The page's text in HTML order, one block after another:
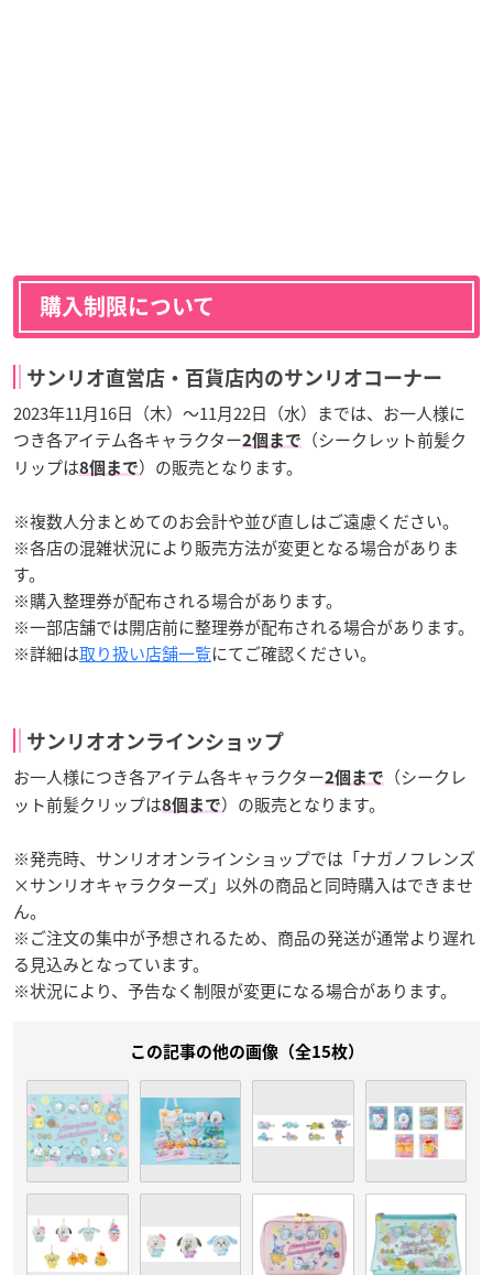
購入制限について
サンリオ直営店・百貨店内のサンリオコーナー
2023年11月16日（木）～11月22日（水）までは、お一人様に
つき各アイテム各キャラクター2個まで
（シークレット前髪ク
リップは8個まで）の販売となります。
※複数人分まとめてのお会計や並び直しはご遠慮ください。
※各店の混雑状況により販売方法が変更となる場合がありま
す。
※購入整理券が配布される場合があります。
※一部店舗では開店前に整理券が配布される場合があります。
※詳細は取り扱い店舗一覧にてご確認ください。
サンリオオンラインショップ
お一人様につき各アイテム各キャラクター2個まで
（シークレ
ット前髪クリップは8個まで）の販売となります。
※発売時、サンリオオンラインショップでは「ナガノフレンズ
×サンリオキャラクターズ」以外の商品と同時購入はできませ
ん。
※ご注文の集中が予想されるため、商品の発送が通常より遅れ
る見込みとなっています。
※状況により、予告なく制限が変更になる場合があります。
この記事の他の画像（全15枚）